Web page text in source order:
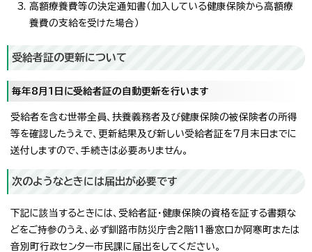
高額療養費等の決定通知書（加入している健康保険から高額療
養費の支給を受けた場合）
受給者証の更新について
毎年8月1日に受給者証の自動更新を行います
受給者を含む世帯全員、扶養義務者及び健康保険の被保険者の所得
等を確認したうえで、更新結果及び新しい受給者証を7月末日までに
送付しますので、手続きは必要ありません。
次のようなときには届出が必要です
下記に該当するときには、受給者証・健康保険の資格を証する書類な
どをご持参のうえ、必ず釧路市防災庁舎2階11番窓口か阿寒町または
音別町行政センター市民課に届出をしてください。